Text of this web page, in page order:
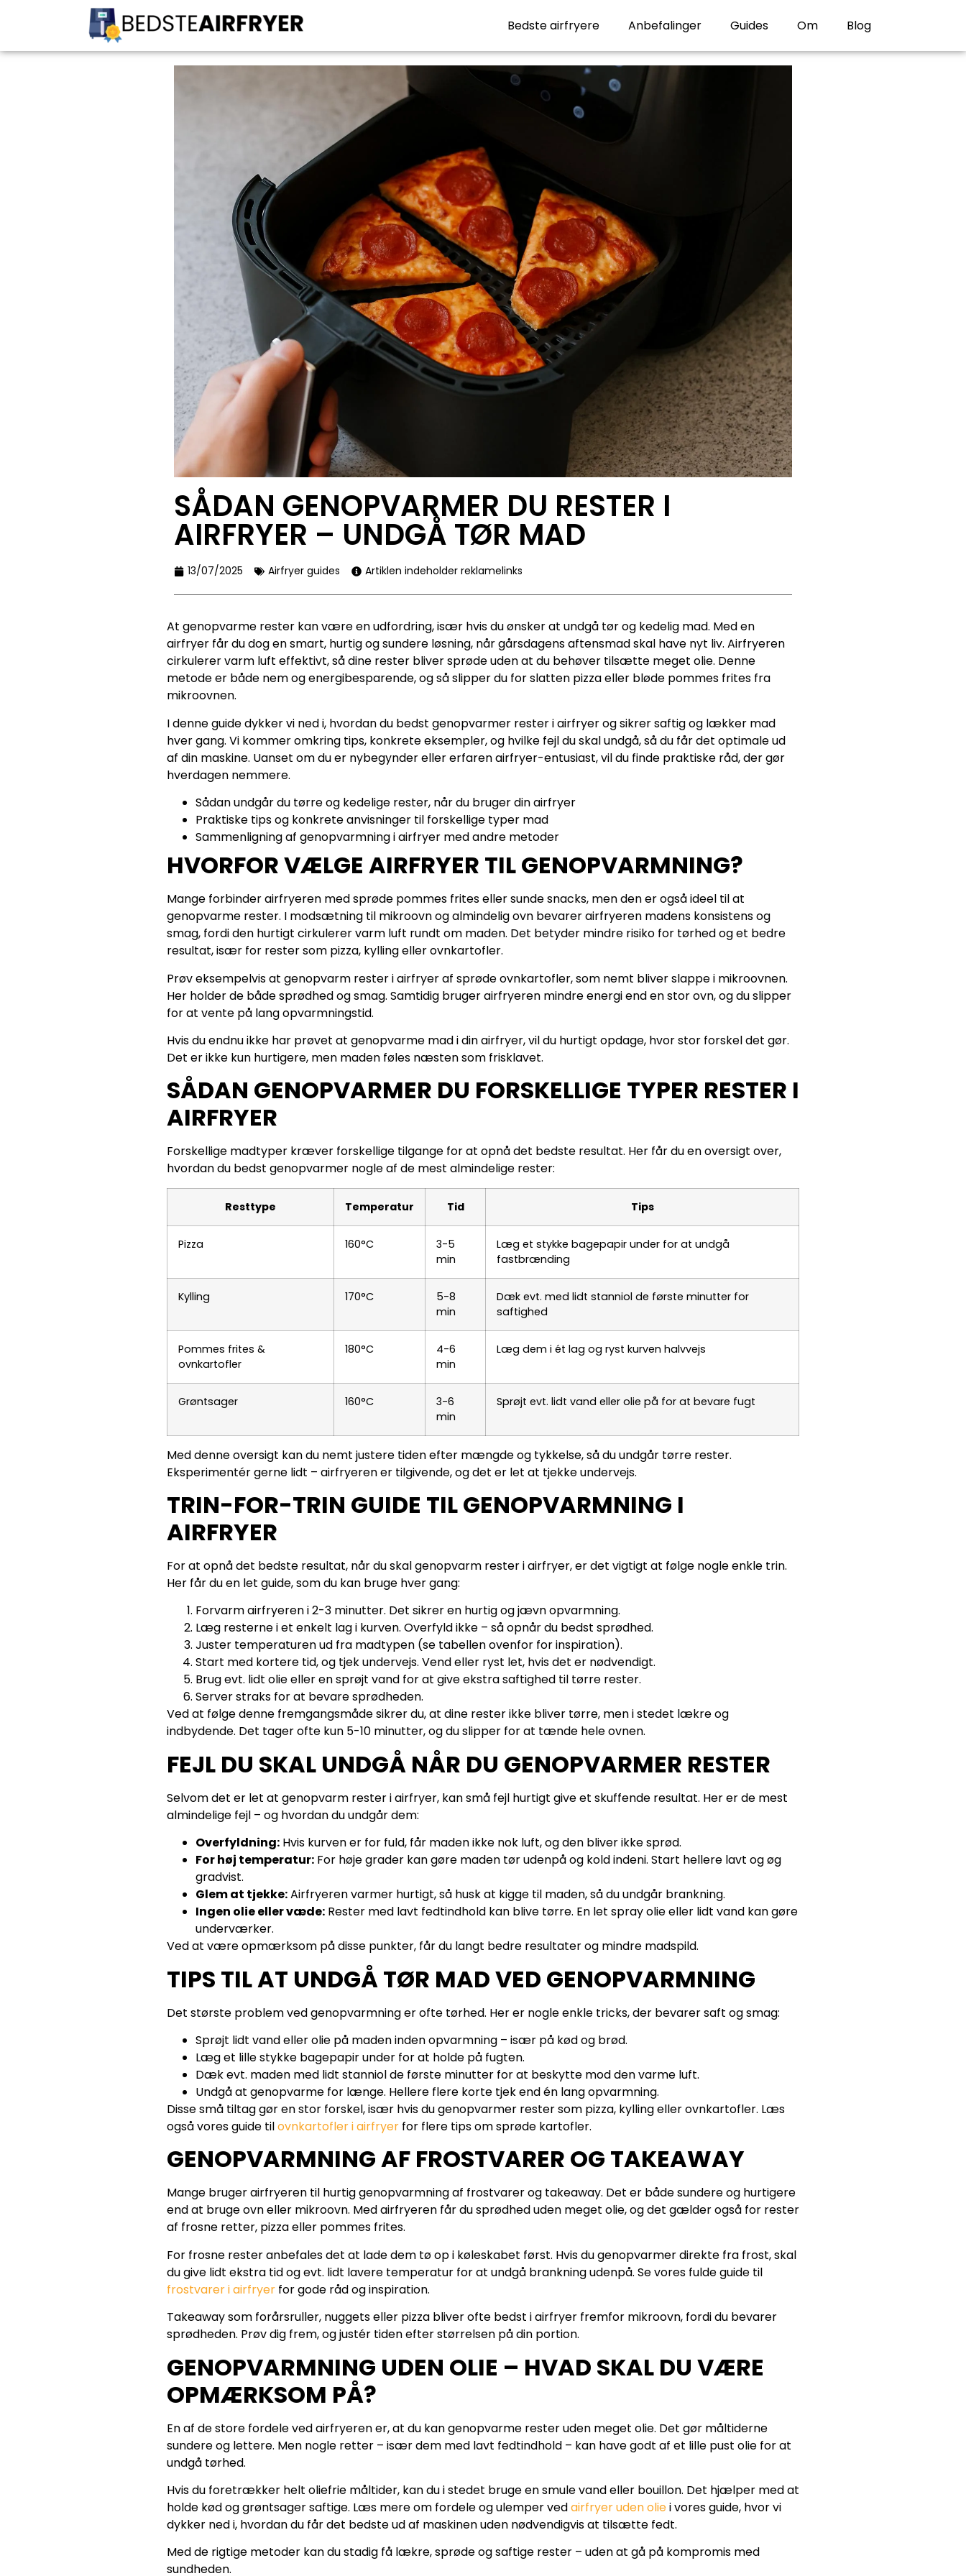
Bedste airfryere Anbefalinger Guides Om Blog
SÅDAN GENOPVARMER DU RESTER I
AIRFRYER – UNDGÅ TØR MAD
13/07/2025 Airfryer guides Artiklen indeholder reklamelinks
At genopvarme rester kan være en udfordring, især hvis du ønsker at undgå tør og kedelig mad. Med en
airfryer får du dog en smart, hurtig og sundere løsning, når gårsdagens aftensmad skal have nyt liv. Airfryeren
cirkulerer varm luft effektivt, så dine rester bliver sprøde uden at du behøver tilsætte meget olie. Denne
metode er både nem og energibesparende, og så slipper du for slatten pizza eller bløde pommes frites fra
mikroovnen.
I denne guide dykker vi ned i, hvordan du bedst genopvarmer rester i airfryer og sikrer saftig og lækker mad
hver gang. Vi kommer omkring tips, konkrete eksempler, og hvilke fejl du skal undgå, så du får det optimale ud
af din maskine. Uanset om du er nybegynder eller erfaren airfryer-entusiast, vil du finde praktiske råd, der gør
hverdagen nemmere.
Sådan undgår du tørre og kedelige rester, når du bruger din airfryer
Praktiske tips og konkrete anvisninger til forskellige typer mad
Sammenligning af genopvarmning i airfryer med andre metoder
HVORFOR VÆLGE AIRFRYER TIL GENOPVARMNING?
Mange forbinder airfryeren med sprøde pommes frites eller sunde snacks, men den er også ideel til at
genopvarme rester. I modsætning til mikroovn og almindelig ovn bevarer airfryeren madens konsistens og
smag, fordi den hurtigt cirkulerer varm luft rundt om maden. Det betyder mindre risiko for tørhed og et bedre
resultat, især for rester som pizza, kylling eller ovnkartofler.
Prøv eksempelvis at genopvarm rester i airfryer af sprøde ovnkartofler, som nemt bliver slappe i mikroovnen.
Her holder de både sprødhed og smag. Samtidig bruger airfryeren mindre energi end en stor ovn, og du slipper
for at vente på lang opvarmningstid.
Hvis du endnu ikke har prøvet at genopvarme mad i din airfryer, vil du hurtigt opdage, hvor stor forskel det gør.
Det er ikke kun hurtigere, men maden føles næsten som frisklavet.
SÅDAN GENOPVARMER DU FORSKELLIGE TYPER RESTER I
AIRFRYER
Forskellige madtyper kræver forskellige tilgange for at opnå det bedste resultat. Her får du en oversigt over,
hvordan du bedst genopvarmer nogle af de mest almindelige rester:
Resttype Temperatur Tid Tips
Pizza 160°C
3-5
min
Læg et stykke bagepapir under for at undgå
fastbrænding
Kylling 170°C
5-8
min
Dæk evt. med lidt stanniol de første minutter for
saftighed
Pommes frites &
ovnkartofler
180°C
4-6
min
Læg dem i ét lag og ryst kurven halvvejs
Grøntsager 160°C
3-6
min
Sprøjt evt. lidt vand eller olie på for at bevare fugt
Med denne oversigt kan du nemt justere tiden efter mængde og tykkelse, så du undgår tørre rester.
Eksperimentér gerne lidt – airfryeren er tilgivende, og det er let at tjekke undervejs.
TRIN-FOR-TRIN GUIDE TIL GENOPVARMNING I
AIRFRYER
For at opnå det bedste resultat, når du skal genopvarm rester i airfryer, er det vigtigt at følge nogle enkle trin.
Her får du en let guide, som du kan bruge hver gang:
Forvarm airfryeren i 2-3 minutter. Det sikrer en hurtig og jævn opvarmning.
Læg resterne i et enkelt lag i kurven. Overfyld ikke – så opnår du bedst sprødhed.
Juster temperaturen ud fra madtypen (se tabellen ovenfor for inspiration).
Start med kortere tid, og tjek undervejs. Vend eller ryst let, hvis det er nødvendigt.
Brug evt. lidt olie eller en sprøjt vand for at give ekstra saftighed til tørre rester.
Server straks for at bevare sprødheden.
Ved at følge denne fremgangsmåde sikrer du, at dine rester ikke bliver tørre, men i stedet lækre og
indbydende. Det tager ofte kun 5-10 minutter, og du slipper for at tænde hele ovnen.
FEJL DU SKAL UNDGÅ NÅR DU GENOPVARMER RESTER
Selvom det er let at genopvarm rester i airfryer, kan små fejl hurtigt give et skuffende resultat. Her er de mest
almindelige fejl – og hvordan du undgår dem:
Overfyldning: Hvis kurven er for fuld, får maden ikke nok luft, og den bliver ikke sprød.
For høj temperatur: For høje grader kan gøre maden tør udenpå og kold indeni. Start hellere lavt og øg
gradvist.
Glem at tjekke:Airfryeren varmer hurtigt, så husk at kigge til maden, så du undgår brankning.
Ingen olie eller væde: Rester med lavt fedtindhold kan blive tørre. En let spray olie eller lidt vand kan gøre
underværker.
Ved at være opmærksom på disse punkter, får du langt bedre resultater og mindre madspild.
TIPS TIL AT UNDGÅ TØR MAD VED GENOPVARMNING
Det største problem ved genopvarmning er ofte tørhed. Her er nogle enkle tricks, der bevarer saft og smag:
Sprøjt lidt vand eller olie på maden inden opvarmning – især på kød og brød.
Læg et lille stykke bagepapir under for at holde på fugten.
Dæk evt. maden med lidt stanniol de første minutter for at beskytte mod den varme luft.
Undgå at genopvarme for længe. Hellere flere korte tjek end én lang opvarmning.
Disse små tiltag gør en stor forskel, især hvis du genopvarmer rester som pizza, kylling eller ovnkartofler. Læs
også vores guide tilovnkartofler i airfryer for flere tips om sprøde kartofler.
GENOPVARMNING AF FROSTVARER OG TAKEAWAY
Mange bruger airfryeren til hurtig genopvarmning af frostvarer og takeaway. Det er både sundere og hurtigere
end at bruge ovn eller mikroovn. Med airfryeren får du sprødhed uden meget olie, og det gælder også for rester
af frosne retter, pizza eller pommes frites.
For frosne rester anbefales det at lade dem tø op i køleskabet først. Hvis du genopvarmer direkte fra frost, skal
du give lidt ekstra tid og evt. lidt lavere temperatur for at undgå brankning udenpå. Se vores fulde guide til
frostvarer i airfryer for gode råd og inspiration.
Takeaway som forårsruller, nuggets eller pizza bliver ofte bedst i airfryer fremfor mikroovn, fordi du bevarer
sprødheden. Prøv dig frem, og justér tiden efter størrelsen på din portion.
GENOPVARMNING UDEN OLIE – HVAD SKAL DU VÆRE
OPMÆRKSOM PÅ?
En af de store fordele ved airfryeren er, at du kan genopvarme rester uden meget olie. Det gør måltiderne
sundere og lettere. Men nogle retter – især dem med lavt fedtindhold – kan have godt af et lille pust olie for at
undgå tørhed.
Hvis du foretrækker helt oliefrie måltider, kan du i stedet bruge en smule vand eller bouillon. Det hjælper med at
holde kød og grøntsager saftige. Læs mere om fordele og ulemper vedairfryer uden oliei vores guide, hvor vi
dykker ned i, hvordan du får det bedste ud af maskinen uden nødvendigvis at tilsætte fedt.
Med de rigtige metoder kan du stadig få lækre, sprøde og saftige rester – uden at gå på kompromis med
sundheden.